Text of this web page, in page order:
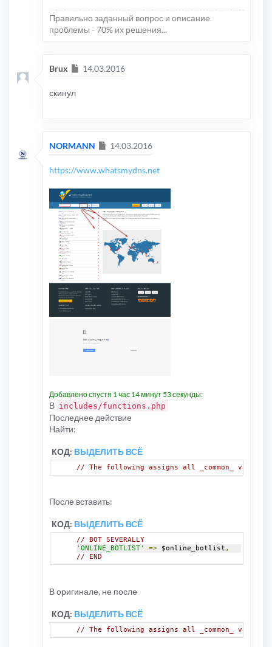
Правильно заданный вопрос и описание
проблемы - 70% их решения...
Brux Сообщение
14.03.2016
скинул
NORMANN Сообщение
14.03.2016
https://www.whatsmydns.net
Добавлено спустя 1 час 14 минут 53 секунды:
В includes/functions.php
Последнее действие
Найти:
КОД: ВЫДЕЛИТЬ ВСЁ
// The following assigns all _common_
После вставить:
КОД: ВЫДЕЛИТЬ ВСЁ
// BOT SEVERALLY
'ONLINE_BOTLIST'
=> $online_botlist ,
// END
В оригинале, не после
КОД: ВЫДЕЛИТЬ ВСЁ
// The following assigns all _common_